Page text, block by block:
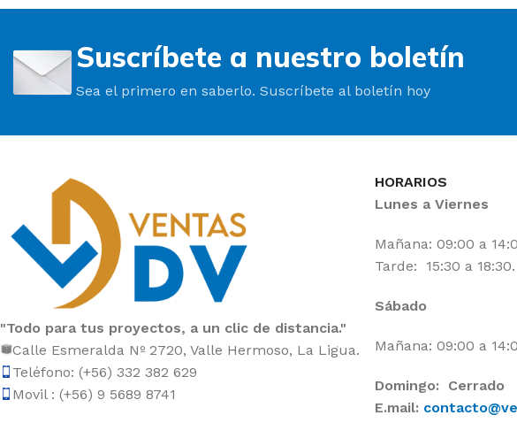
Suscríbete a nuestro boletín
Sea el primero en saberlo. Suscríbete al boletín hoy
"Todo para tus proyectos, a un clic de distancia."
Calle Esmeralda Nº 2720, Valle Hermoso, La Ligua.
Teléfono: (+56) 332 382 629
Movil : (+56) 9 5689 8741
HORARIOS
Lunes a Viernes
Mañana: 09:00 a
Tarde: 15:30 a 18:30.
Sábado
Mañana: 09:00 a
Domingo: Cerrado
E.mail: